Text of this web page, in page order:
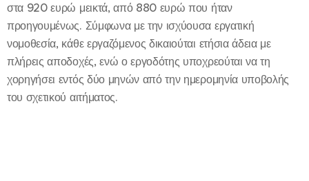
στα 920 ευρώ μεικτά, από 880 ευρώ που ήταν
προηγουμένως. Σύμφωνα με την ισχύουσα εργατική
νομοθεσία, κάθε εργαζόμενος δικαιούται ετήσια άδεια με
πλήρεις αποδοχές, ενώ ο εργοδότης υποχρεούται να τη
χορηγήσει εντός δύο μηνών από την ημερομηνία υποβολής
του σχετικού αιτήματος.